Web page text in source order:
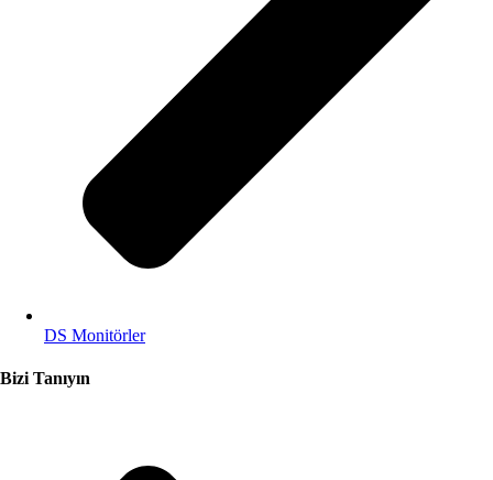
DS Monitörler
Bizi Tanıyın